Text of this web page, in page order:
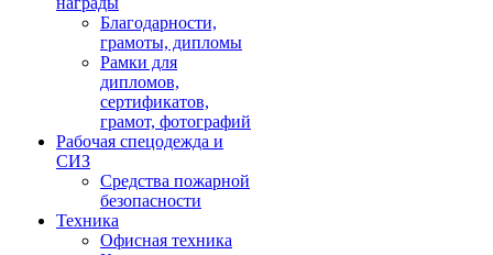
Благодарности,
грамоты, дипломы
Рамки для
дипломов,
сертификатов,
грамот, фотографий
Рабочая спецодежда и
СИЗ
Средства пожарной
безопасности
Техника
Офисная техника